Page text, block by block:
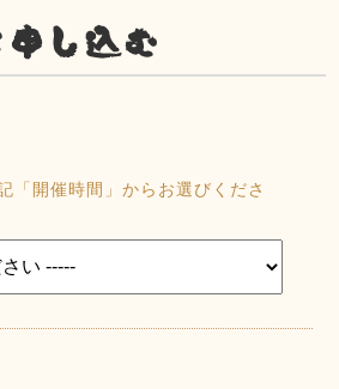
し込む
「開催時間」からお選びくださ